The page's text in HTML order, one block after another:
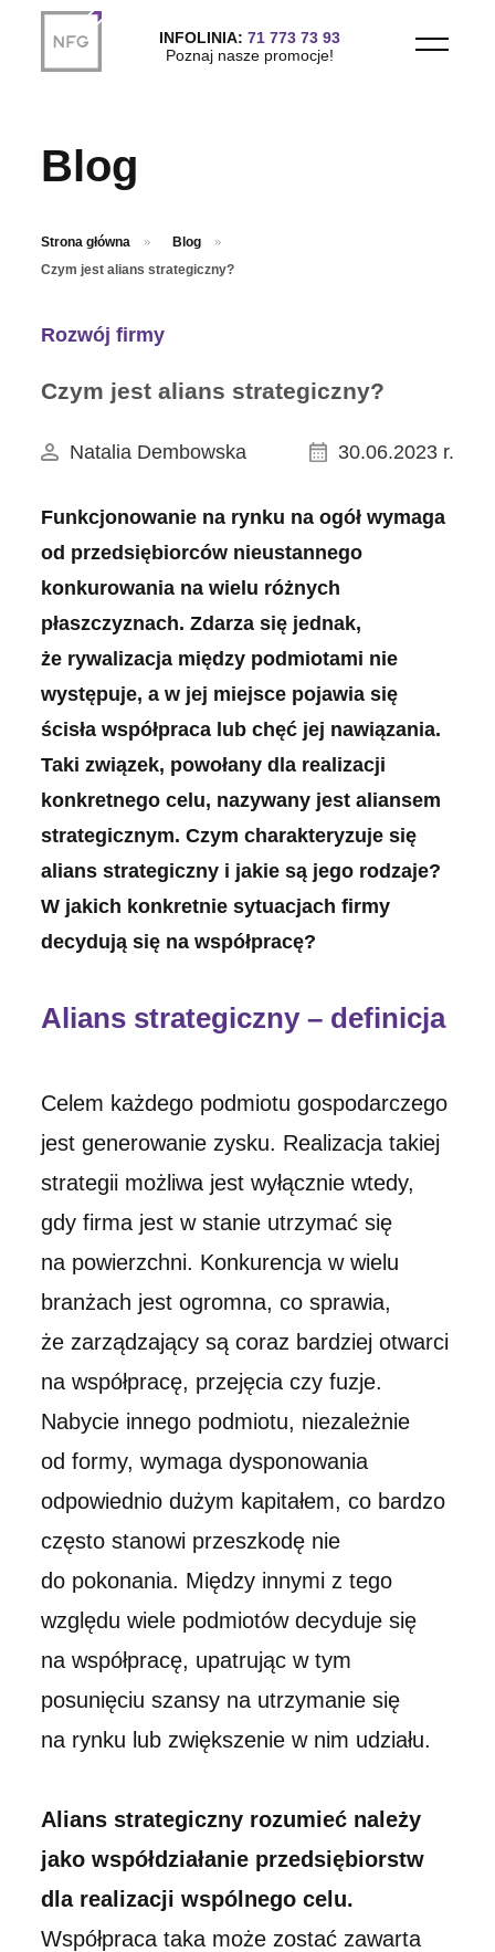
Przejdź do treści głównej
INFOLINIA: 71 773 73 93
Poznaj nasze promocje!
Blog
Strona główna
Blog
Czym jest alians strategiczny?
Rozwój firmy
Czym jest alians strategiczny?
Natalia Dembowska 30.06.2023 r.
Funkcjonowanie na rynku na ogół wymaga
od przedsiębiorców nieustannego
konkurowania na wielu różnych
płaszczyznach. Zdarza się jednak,
że rywalizacja między podmiotami nie
występuje, a w jej miejsce pojawia się
ścisła współpraca lub chęć jej nawiązania.
Taki związek, powołany dla realizacji
konkretnego celu, nazywany jest aliansem
strategicznym. Czym charakteryzuje się
alians strategiczny i jakie są jego rodzaje?
W jakich konkretnie sytuacjach firmy
decydują się na współpracę?
Alians strategiczny – definicja
Celem każdego podmiotu gospodarczego
jest generowanie zysku. Realizacja takiej
strategii możliwa jest wyłącznie wtedy,
gdy firma jest w stanie utrzymać się
na powierzchni. Konkurencja w wielu
branżach jest ogromna, co sprawia,
że zarządzający są coraz bardziej otwarci
na współpracę, przejęcia czy fuzje.
Nabycie innego podmiotu, niezależnie
od formy, wymaga dysponowania
odpowiednio dużym kapitałem, co bardzo
często stanowi przeszkodę nie
do pokonania. Między innymi z tego
względu wiele podmiotów decyduje się
na współpracę, upatrując w tym
posunięciu szansy na utrzymanie się
na rynku lub zwiększenie w nim udziału.
Alians strategiczny rozumieć należy
jako współdziałanie przedsiębiorstw
dla realizacji wspólnego celu.
Współpraca taka może zostać zawarta